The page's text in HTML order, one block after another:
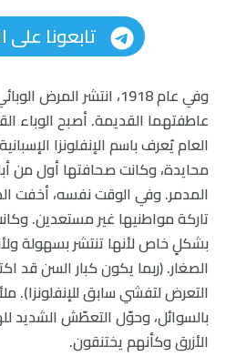
تابعونا على
وفي عام 1918، انتشر
عاطفتهما القديمة. أصبح الوباء
العام يُعرف باسم الإنفلونزا
محايدة، وكانت صحافتها أول من
المدمر. وفي الوقت نفسه، أخفت
تاركة مواطنيها غير مستعدين.
بشكلٍ خاص لأنها تنتشر بسهولة
الصغار. (ربما يكون كبار السن قد
التعرض لتفشي سابق للإنفلونزا).
بالسوائل، وحوّل التعطّش الشديد
الأزرق وكأنهم يختنقون.